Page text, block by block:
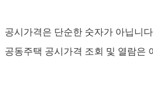
공시가격은 단순한 숫자가 아닙니
공동주택 공시가격 조회 및 열람은